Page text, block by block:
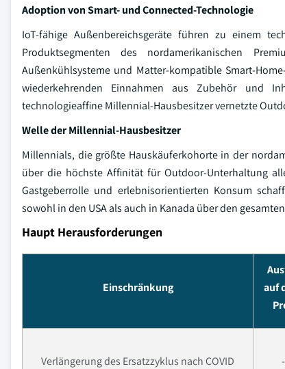
Adoption von Smart- und Connected-Technologie
IoT-fähige Außenbereichsgeräte führen zu einem
Produktsegmenten des nordamerikanischen
Außenkühlsysteme und Matter-kompatible Smart-
wiederkehrenden Einnahmen aus Zubehör und
technologieaffine Millennial-Hausbesitzer vernetzte
Welle der Millennial-Hausbesitzer
Millennials, die größte Hauskäuferkohorte in der
über die höchste Affinität für Outdoor-Unterhaltung
Gastgeberrolle und erlebnisorientierten Konsum
sowohl in den USA als auch in Kanada über den
Haupt Herausforderungen
Einschränkung
auf
Verlängerung des Ersatzzyklus nach COVID